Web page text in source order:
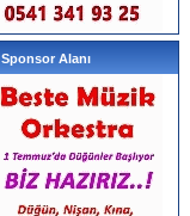
Sponsor Alanı